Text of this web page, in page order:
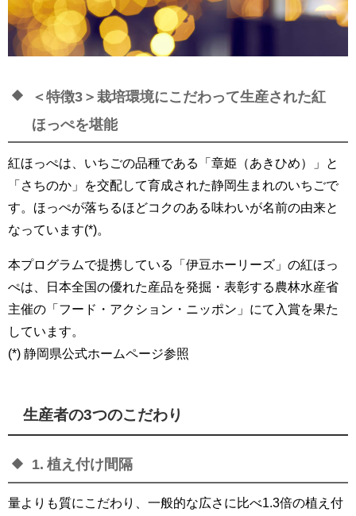
＜特徴3＞栽培環境にこだわって生産された紅
ほっぺを堪能
紅ほっぺは、いちごの品種である「章姫（あきひめ）」と
「さちのか」を交配して育成された静岡生まれのいちごで
す。ほっぺが落ちるほどコクのある味わいが名前の由来と
なっています(*)。
本プログラムで提携している「伊豆ホーリーズ」の紅ほっ
ぺは、日本全国の優れた産品を発掘・表彰する農林水産省
主催の「フード・アクション・ニッポン」にて入賞を果た
しています。
(*) 静岡県公式ホームページ参照
生産者の3つのこだわり
1. 植え付け間隔
量よりも質にこだわり、一般的な広さに比べ1.3倍の植え付